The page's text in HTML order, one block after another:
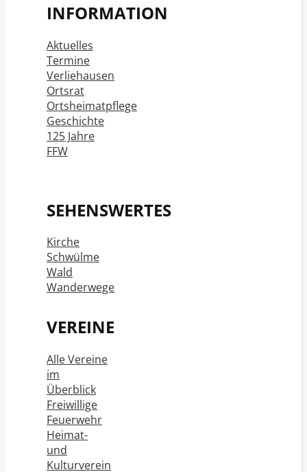
INFORMATION
Aktuelles
Termine
Verliehausen
Ortsrat
Ortsheimatpflege
Geschichte
125 Jahre
FFW
SEHENSWERTES
Kirche
Schwülme
Wald
Wanderwege
VEREINE
Alle Vereine
im
Überblick
Freiwillige
Feuerwehr
Heimat-
und
Kulturverein